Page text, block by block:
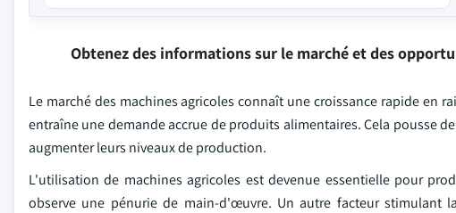
Obtenez des informations sur le marché et des
Le marché des machines agricoles connaît une croissance rapide en
entraîne une demande accrue de produits alimentaires. Cela pousse
augmenter leurs niveaux de production.
L'utilisation de machines agricoles est devenue essentielle pour
observe une pénurie de main-d'œuvre. Un autre facteur stimulant